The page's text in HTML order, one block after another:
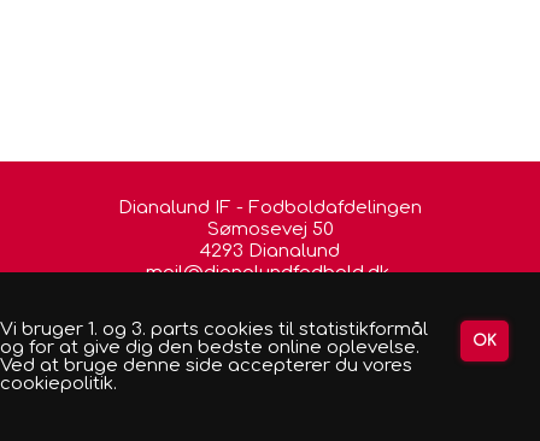
Dianalund IF - Fodboldafdelingen
Sømosevej 50
4293 Dianalund
mail@dianalundfodbold.dk
Reg: 2301
Kontonr: 0301106386
Vi bruger 1. og 3. parts cookies til statistikformål
og for at give dig den bedste online oplevelse.
Ved at bruge denne side accepterer du vores
cookiepolitik.